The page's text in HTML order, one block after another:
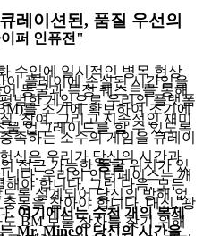
퍼 인퓨전"
수입에 일시적인 병목 현상
동굴과 특정 퀘스트를 통해
를 조기에 확보하여 조기에
물 업그레이드를 할 수 있도록
접근 가능한동굴위치가 있
해야 합니다. 그런 다음, 모든
동을 참아야 합니다. 대신, 광
BM 보물 상자를 찾기 위해
레이션된, 품질 우선의
플레이에 손실된 시간임을
범한 게임으로 우리의 플랫폼
, 참여, 그리고 지속적인 재미
족하는 소수의 게임을 큐레이
신은 우리가 당신의 시간과
다. 우리의 인터페이스는 깨
록 설계되어 당신의 방해 없
.여기에서는 수천 개의 복제
Mr. Mine이 당신의 시간을